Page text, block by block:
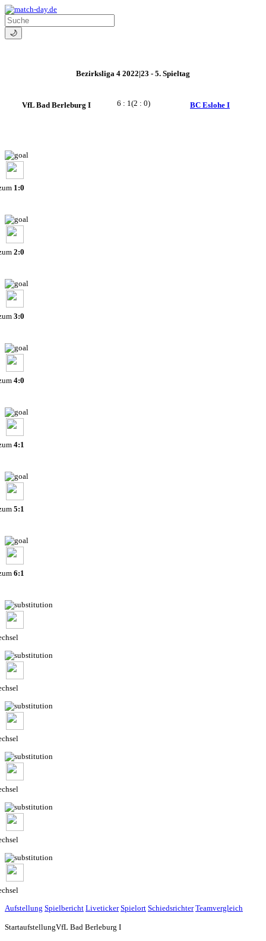
🌙
Bezirksliga 4 2022|23 - 5. Spieltag
VfL Bad Berleburg I 6 : 1(2 : 0) BC Eslohe I
1:0
2:0
3:0
4:0
4:1
5:1
6:1
Aufstellung Spielbericht Liveticker Spielort Schiedsrichter Teamvergleich
StartaufstellungVfL Bad Berleburg I